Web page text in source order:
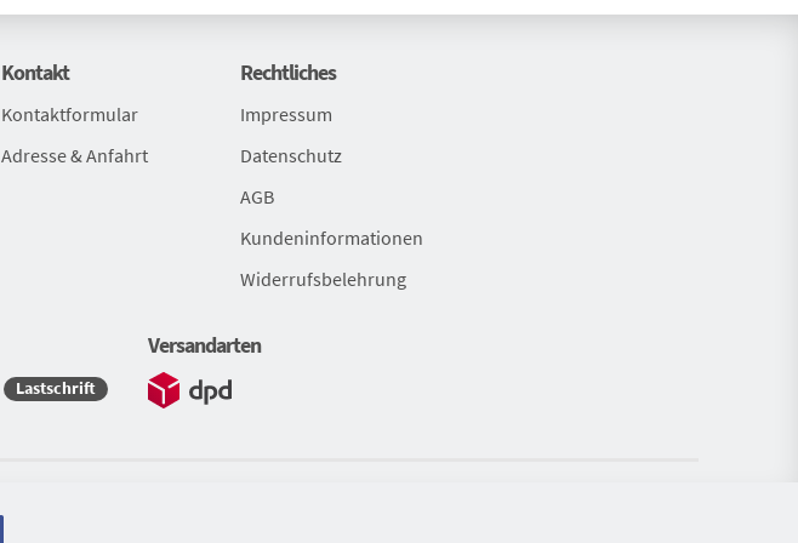
Kontakt
Kontaktformular
Adresse & Anfahrt
Rechtliches
Impressum
Datenschutz
AGB
Kundeninformationen
Widerrufsbelehrung
Lastschrift
Versandarten